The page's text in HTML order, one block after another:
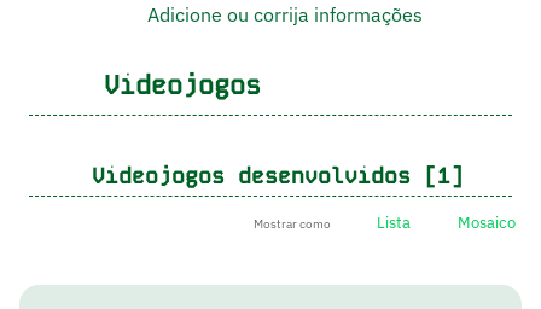
Adicione ou corrija informações
Videojogos
Videojogos desenvolvidos [1]
Mostrar como Lista Mosaico